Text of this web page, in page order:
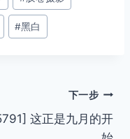
#黑白
下一步
这正是九月的开